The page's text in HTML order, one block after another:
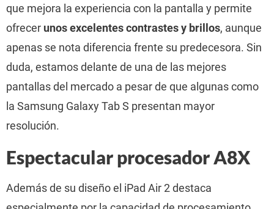
que mejora la experiencia con la pantalla y permite
ofrecer unos excelentes contrastes y brillos, aunque
apenas se nota diferencia frente su predecesora. Sin
duda, estamos delante de una de las mejores
pantallas del mercado a pesar de que algunas como
la Samsung Galaxy Tab S presentan mayor
resolución.
Espectacular procesador A8X
Además de su diseño el iPad Air 2 destaca